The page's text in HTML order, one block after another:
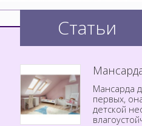
Статьи
Мансарда
первых,
детской